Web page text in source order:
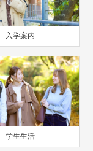
入学案内
学生生活